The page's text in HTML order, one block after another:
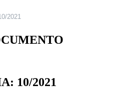
2021
10/2021